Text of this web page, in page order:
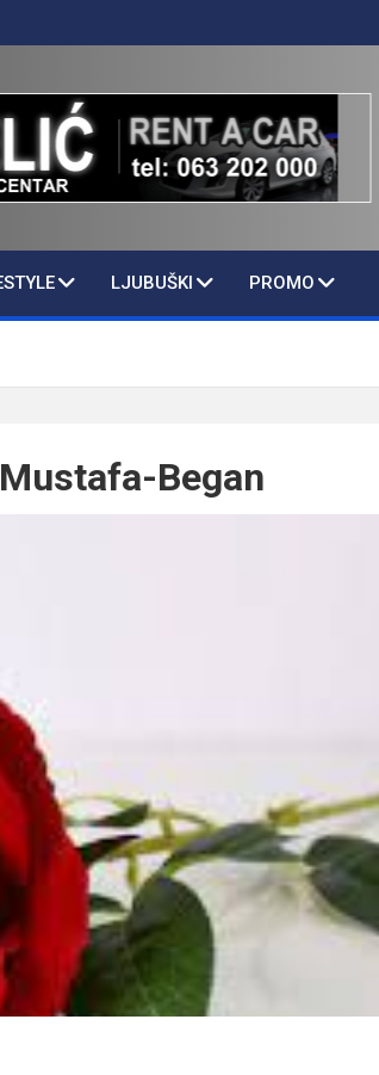
LJUBUŠKI PROMO
Began